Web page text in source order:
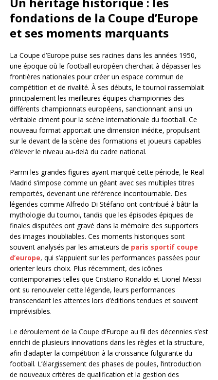
fondations de la Coupe d’Europe
et ses moments marquants
La Coupe d’Europe puise ses racines dans les années 1950,
une époque où le football européen cherchait à dépasser les
frontières nationales pour créer un espace commun de
compétition et de rivalité. À ses débuts, le tournoi rassemblait
principalement les meilleures équipes championnes des
différents championnats européens, sanctionnant ainsi un
véritable ciment pour la scène internationale du football. Ce
nouveau format apportait une dimension inédite, propulsant
sur le devant de la scène des formations et joueurs capables
d’élever le niveau au-delà du cadre national.
Parmi les grandes figures ayant marqué cette période, le Real
Madrid s’impose comme un géant avec ses multiples titres
remportés, devenant une référence incontournable. Des
légendes comme Alfredo Di Stéfano ont contribué à bâtir la
mythologie du tournoi, tandis que les épisodes épiques de
finales disputées ont gravé dans la mémoire des supporters
des images inoubliables. Ces moments historiques sont
souvent analysés par les amateurs de paris sportif coupe
d’europe, qui s’appuient sur les performances passées pour
orienter leurs choix. Plus récemment, des icônes
contemporaines telles que Cristiano Ronaldo et Lionel Messi
ont su renouveler cette légende, leurs performances
transcendant les attentes lors d’éditions tendues et souvent
imprévisibles.
Le déroulement de la Coupe d’Europe au fil des décennies s’est
enrichi de plusieurs innovations dans les règles et la structure,
afin d’adapter la compétition à la croissance fulgurante du
football. L’élargissement des phases de poules, l’introduction
de nouveaux critères de qualification et la gestion des